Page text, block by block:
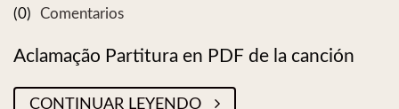
(0)
Comentarios
Aclamação Partitura en PDF de la canción
CONTINUAR LEYENDO